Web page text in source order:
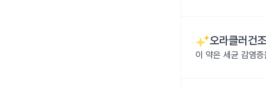
오라클러
이 약은 세균 감염